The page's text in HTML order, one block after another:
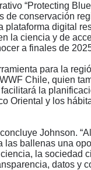
“Protecting
conservación
plataforma digital
la ciencia y de
a finales de
para la
Chile, quien
la
Oriental y los
Johnson. “
ballenas una
la sociedad
datos y